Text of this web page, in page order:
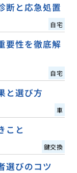
断と応急処置
自宅
要性を徹底解
自宅
と選び方
車
こと
鍵交換
選びのコツ